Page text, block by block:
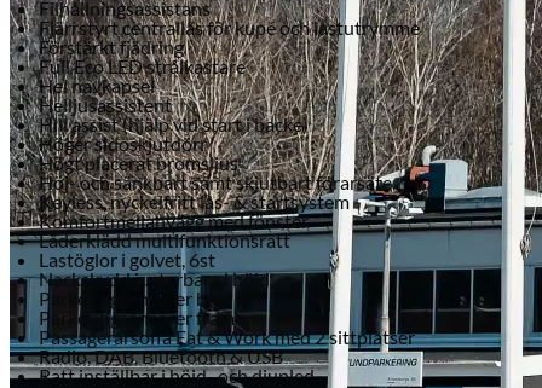
Opel
Filhållningsassistans
Fjärrstyrt centrallås för kupé och lastutrymme
Förstärkt fjädring
Full Eco LED strålkastare
Hel navkapsel
Helljusassistent
Hill assist (hjälp vid start i backe)
Höger sidoskjutdörr
Högt placerat bromsljus
Höj- och sänkbart samt skjutbart förarsäte
Keyless, nyckelfritt lås- & startsystem
Komfortmellanvägg med fönster
Läderklädd multifunktionsratt
Lastöglor i golvet, 6st
Nackskydd justerbara i höjd
Parkeringsensorer bak
Parkeringsensorer fram
Passagerarsoffa Eat & Work med 2 sittplatser
Radio, DAB, Bluetooth & USB
Ratt inställbar i höjd- och djupled